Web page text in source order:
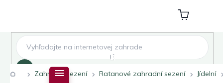
Nákupní
košík
DomůZahradní sezení Ratanové zahradní sezení Jídelní